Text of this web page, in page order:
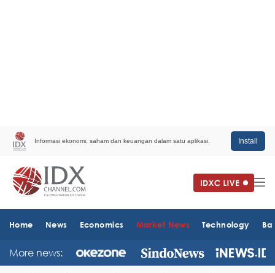
Informasi ekonomi, saham dan keuangan dalam satu aplikasi. Install
Home News Economics Market News Technology
More news: